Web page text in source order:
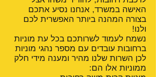
האישה במשרד, אנחנו נסיע אתכם
בצורה המהנה ביותר האפשרית לכם
ולנו!
נשמח לעמוד לשרותכם בכל עת מוניות
ברחובות עובדים עם מספר נהגי מוניות
לכן השרות שלנו מהיר ומענה מידי חלק
ממוניות אלו הם: